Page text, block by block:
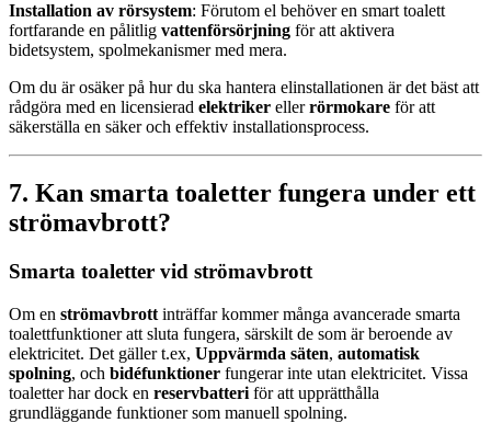
Installation av rörsystem: Förutom el behöver en smart toalett
fortfarande en pålitlig vattenförsörjning för att aktivera
bidetsystem, spolmekanismer med mera.
Om du är osäker på hur du ska hantera elinstallationen är det bäst att
rådgöra med en licensierad elektriker ellerrörmokare för att
säkerställa en säker och effektiv installationsprocess.
7. Kan smarta toaletter fungera under ett
strömavbrott?
Smarta toaletter vid strömavbrott
Om en strömavbrott inträffar kommer många avancerade smarta
toalettfunktioner att sluta fungera, särskilt de som är beroende av
elektricitet. Det gäller t.ex, Uppvärmda säten, automatisk
spolning, och bidéfunktioner fungerar inte utan elektricitet. Vissa
toaletter har dock en reservbatteri för att upprätthålla
grundläggande funktioner som manuell spolning.